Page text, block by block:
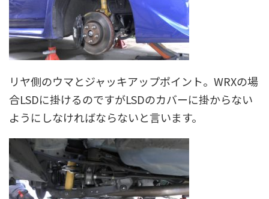
リヤ側のウマとジャッキアップポイント。WRXの場
合LSDに掛けるのですがLSDのカバーに掛からない
ようにしなければならないと言います。